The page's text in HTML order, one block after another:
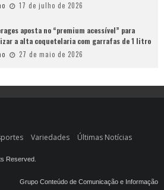
17 de julho de 2026
aposta no “premium acessível” para
a alta coquetelaria com garrafas de 1 litro
27 de maio de 2026
Variedades Últimas Notícias
Reserved.
Grupo Conteúdo de Comunicação e Informação